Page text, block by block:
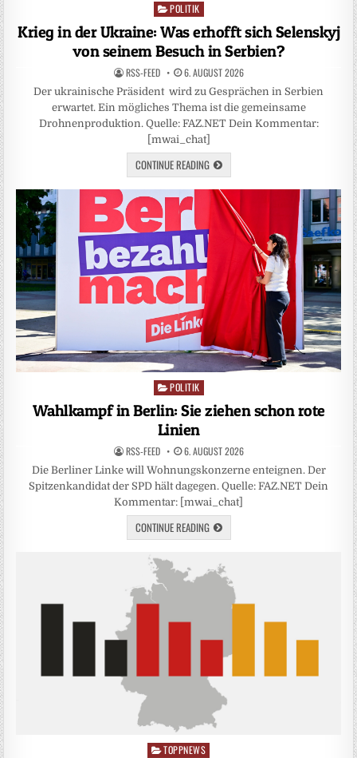
Posted
in
POLITIK
Krieg in der Ukraine: Was erhofft sich Selenskyj
von seinem Besuch in Serbien?
RSS-FEED 6. AUGUST 2026
Der ukrainische Präsident wird zu Gesprächen in Serbien
erwartet. Ein mögliches Thema ist die gemeinsame
Drohnenproduktion. Quelle: FAZ.NET Dein Kommentar:
[mwai_chat]
CONTINUE READING
Posted
in
POLITIK
Wahlkampf in Berlin: Sie ziehen schon rote
Linien
RSS-FEED 6. AUGUST 2026
Die Berliner Linke will Wohnungskonzerne enteignen. Der
Spitzenkandidat der SPD hält dagegen. Quelle: FAZ.NET Dein
Kommentar: [mwai_chat]
CONTINUE READING
Posted
TOPPNEWS